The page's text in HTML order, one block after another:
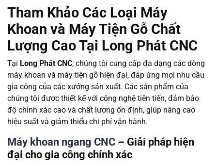
Tham Khảo Các Loại Máy
Khoan và Máy Tiện Gỗ Chất
Lượng Cao Tại Long Phát CNC
Tại Long Phát CNC, chúng tôi cung cấp đa dạng các dòng
máy khoan và máy tiện gỗ hiện đại, đáp ứng mọi nhu cầu
gia công của các xưởng sản xuất. Các sản phẩm của
chúng tôi được thiết kế với công nghệ tiên tiến, đảm bảo
độ chính xác cao và chất lượng ổn định, giúp nâng cao
hiệu suất và giảm thiểu chi phí vận hành.
Máy khoan ngang CNC – Giải pháp hiện
đại cho gia công chính xác